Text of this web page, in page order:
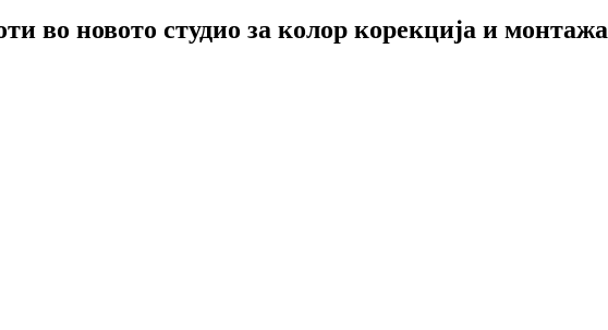
во новото студио за колор корекција и монтажа